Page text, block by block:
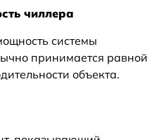
чиллера
системы
принимается равной
объекта.